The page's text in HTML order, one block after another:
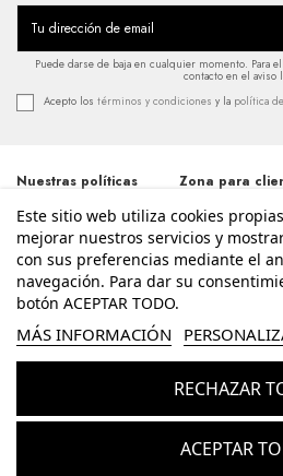
Puede darse de baja en cualquier momento. Para
contacto en el aviso
Acepto los términos y condiciones y la política
Nuestras políticas
Términos y
condiciones
Política de
privacidad
Aviso legal
Accesibilidad
Zona para
Iniciar sesión
Mi cuenta
Historial de
Contacte con
Guía Tallas
Este sitio web utiliza cookies
mejorar nuestros servicios y
con sus preferencias mediante el
navegación. Para dar su
botón ACEPTAR TODO.
MÁS INFORMACIÓN
RECHAZAR
ACEPTAR